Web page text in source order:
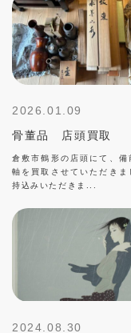
2026.01.09
骨董品 店頭買取
倉敷市鶴形の店頭にて、備
軸を買取させていただきま
持込みいただきま...
2024.08.30